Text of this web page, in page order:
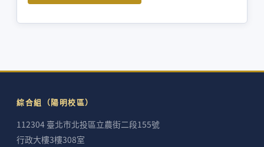
綜合組（陽明校區）
112304 臺北市北投區立農街二段155號
行政大樓3樓308室